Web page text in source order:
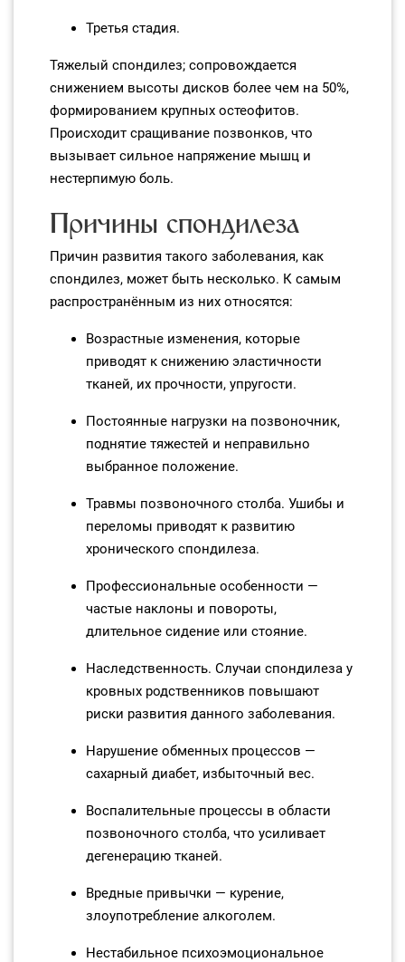
Третья стадия.
Тяжелый спондилез; сопровождается
снижением высоты дисков более чем на 50%,
формированием крупных остеофитов.
Происходит сращивание позвонков, что
вызывает сильное напряжение мышц и
нестерпимую боль.
Причины спондилеза
Причин развития такого заболевания, как
спондилез, может быть несколько. К самым
распространённым из них относятся:
Возрастные изменения, которые
приводят к снижению эластичности
тканей, их прочности, упругости.
Постоянные нагрузки на позвоночник,
поднятие тяжестей и неправильно
выбранное положение.
Травмы позвоночного столба. Ушибы и
переломы приводят к развитию
хронического спондилеза.
Профессиональные особенности —
частые наклоны и повороты,
длительное сидение или стояние.
Наследственность. Случаи спондилеза у
кровных родственников повышают
риски развития данного заболевания.
Нарушение обменных процессов —
сахарный диабет, избыточный вес.
Воспалительные процессы в области
позвоночного столба, что усиливает
дегенерацию тканей.
Вредные привычки — курение,
злоупотребление алкоголем.
Нестабильное психоэмоциональное